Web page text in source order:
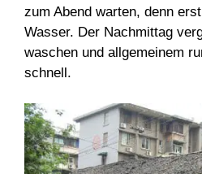
zum Abend warten, denn
Wasser. Der Nachmittag
waschen und allgemeinem
schnell.